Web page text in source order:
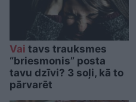
Vai tavs trauksmes
“briesmonis” posta
tavu dzīvi? 3 soļi, kā to
pārvarēt